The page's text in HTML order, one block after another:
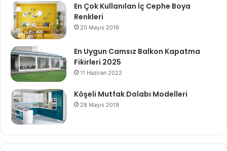
En Çok Kullanılan İç Cephe Boya
Renkleri
20 Mayıs 2019
En Uygun Camsız Balkon Kapatma
Fikirleri 2025
11 Haziran 2022
Köşeli Mutfak Dolabı Modelleri
28 Mayıs 2019